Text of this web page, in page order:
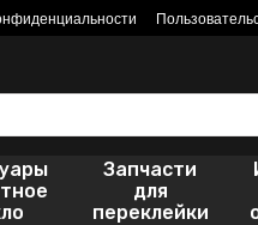
Запчасти
для
переклейки